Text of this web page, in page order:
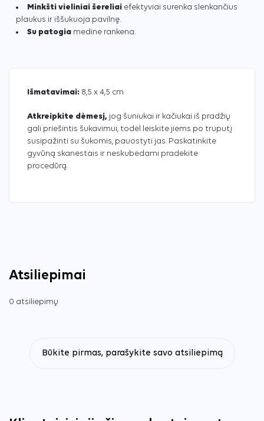
Minkšti vieliniai šereliai efektyviai surenka slenkančius
plaukus ir iššukuoja pavilnę.
Su patogia medine rankena.
Išmatavimai: 8,5 x 4,5 cm
Atkreipkite dėmesį, jog šuniukai ir kačiukai iš pradžių
gali priešintis šukavimui, todėl leiskite jiems po truputį
susipažinti su šukomis, pauostyti jas. Paskatinkite
gyvūną skanėstais ir neskubėdami pradėkite
procedūrą.
Atsiliepimai
0 atsiliepimų
Būkite pirmas, parašykite savo atsiliepimą